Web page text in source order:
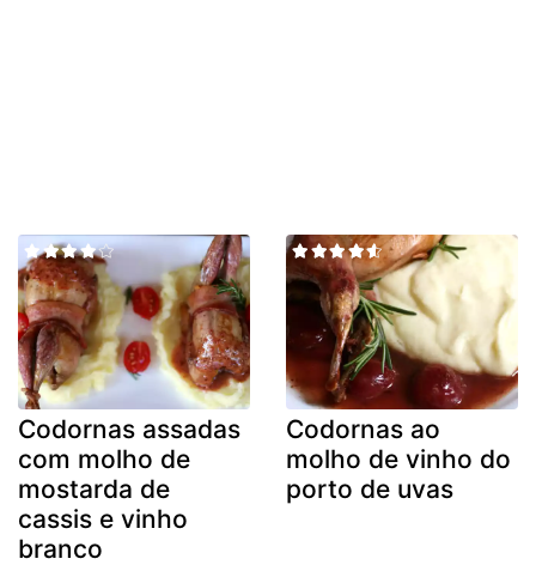
Codornas assadas
com molho de
mostarda de
cassis e vinho
branco
Codornas ao
molho de vinho do
porto de uvas